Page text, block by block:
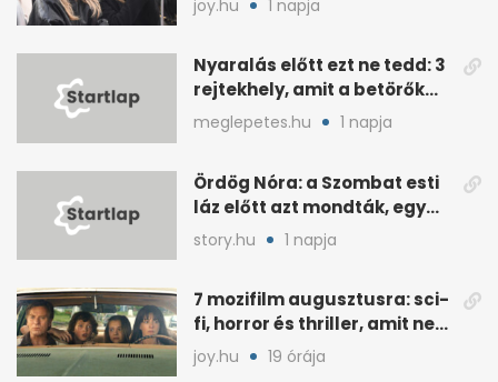
joy.hu 1 napja
Nyaralás előtt ezt ne tedd: 3
rejtekhely, amit a betörők
ismernek
meglepetes.hu 1 napja
Ördög Nóra: a Szombat esti
láz előtt azt mondták, egy
hét alatt fogyjon
story.hu 1 napja
7 mozifilm augusztusra: sci-
fi, horror és thriller, amit nem
érdemes kihagyni
joy.hu 19 órája